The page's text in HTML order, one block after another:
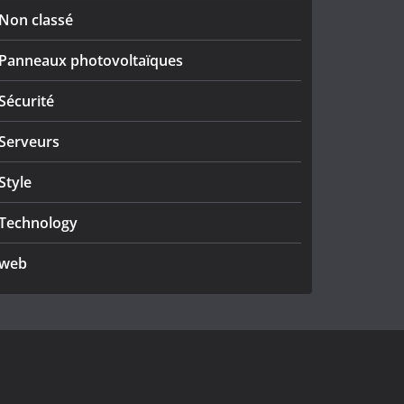
Non classé
Panneaux photovoltaïques